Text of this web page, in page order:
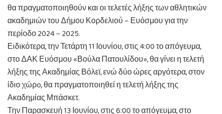
θα πραγματοποιηθούν και οι τελετές λήξης των αθλητικών
ακαδημιών του Δήμου Κορδελιού – Ευόσμου για την
περίοδο 2024 – 2025.
Ειδικότερα, την Τετάρτη 11 Ιουνίου, στις 4:00 το απόγευμα,
στο ΔΑΚ Ευόσμου «Βούλα Πατουλίδου», θα γίνει η τελετή
λήξης της Ακαδημίας Βόλεϊ, ενώ δύο ώρες αργότερα, στον
ίδιο χώρo, θα πραγματοποιηθεί η τελετή λήξης της
Ακαδημίας Μπάσκετ.
Την Παρασκευή 13 Ιουνίου, στις 6:00 το απόγευμα, στο